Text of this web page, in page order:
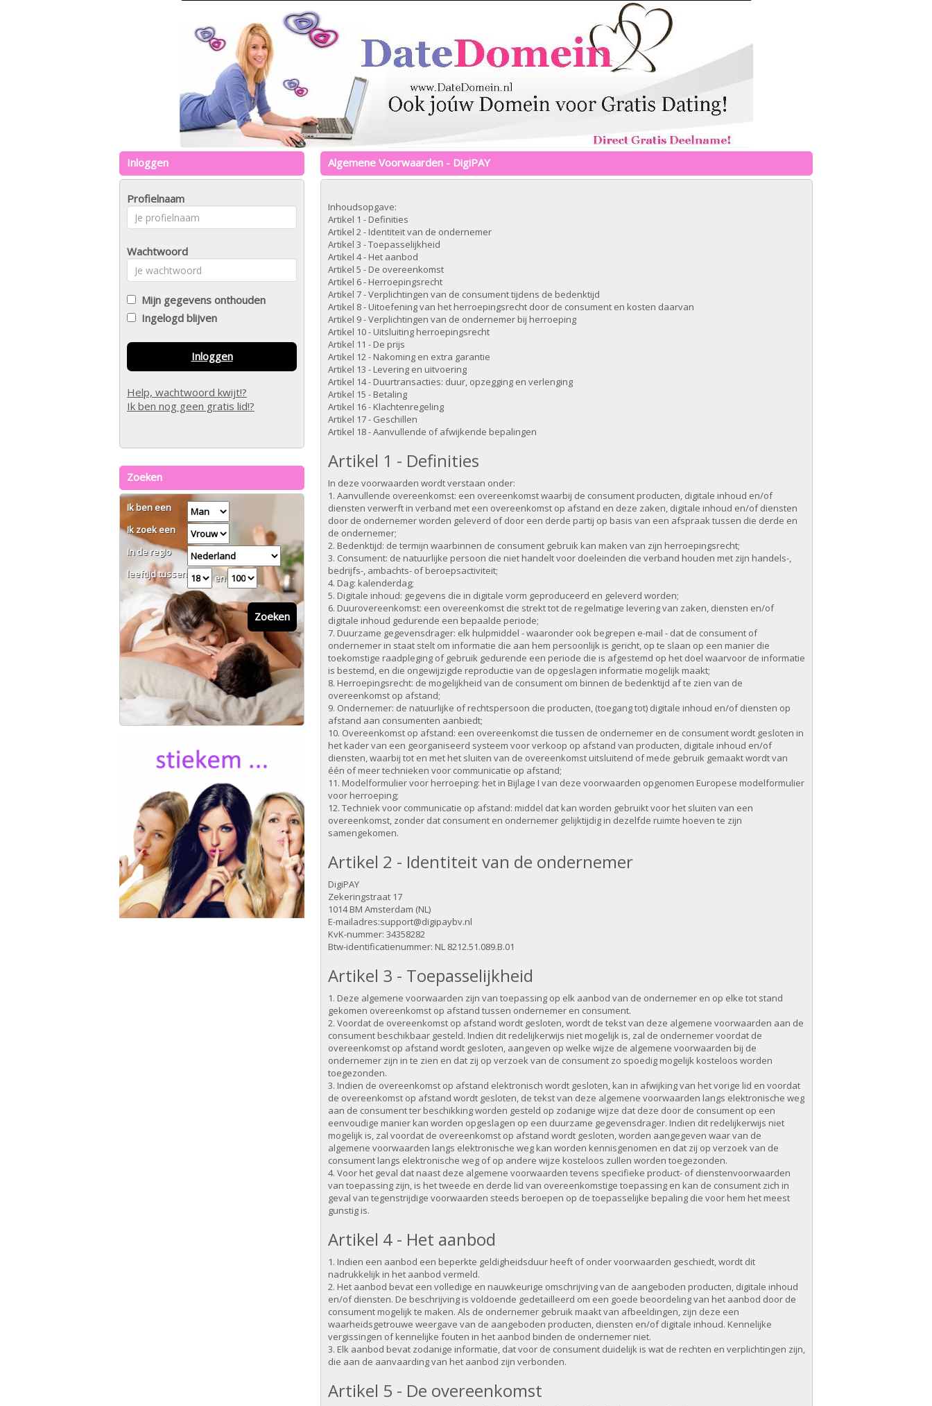
Algemene Voorwaarden - DigiPAY
Inhoudsopgave:
Artikel 1 - Definities
Artikel 2 - Identiteit van de ondernemer
Artikel 3 - Toepasselijkheid
Artikel 4 - Het aanbod
Artikel 5 - De overeenkomst
Artikel 6 - Herroepingsrecht
Artikel 7 - Verplichtingen van de consument tijdens de bedenktijd
Artikel 8 - Uitoefening van het herroepingsrecht door de consument en kosten daarvan
Artikel 9 - Verplichtingen van de ondernemer bij herroeping
Artikel 10 - Uitsluiting herroepingsrecht
Artikel 11 - De prijs
Artikel 12 - Nakoming en extra garantie
Artikel 13 - Levering en uitvoering
Artikel 14 - Duurtransacties: duur, opzegging en verlenging
Artikel 15 - Betaling
Artikel 16 - Klachtenregeling
Artikel 17 - Geschillen
Artikel 18 - Aanvullende of afwijkende bepalingen
Artikel 1 - Definities
In deze voorwaarden wordt verstaan onder:
1. Aanvullende overeenkomst: een overeenkomst waarbij de consument producten, digitale inhoud en/of
diensten verwerft in verband met een overeenkomst op afstand en deze zaken, digitale inhoud en/of diensten
door de ondernemer worden geleverd of door een derde partij op basis van een afspraak tussen die derde en
de ondernemer;
2. Bedenktijd: de termijn waarbinnen de consument gebruik kan maken van zijn herroepingsrecht;
3. Consument: de natuurlijke persoon die niet handelt voor doeleinden die verband houden met zijn handels-,
bedrijfs-, ambachts- of beroepsactiviteit;
4. Dag: kalenderdag;
5. Digitale inhoud: gegevens die in digitale vorm geproduceerd en geleverd worden;
6. Duurovereenkomst: een overeenkomst die strekt tot de regelmatige levering van zaken, diensten en/of
digitale inhoud gedurende een bepaalde periode;
7. Duurzame gegevensdrager: elk hulpmiddel - waaronder ook begrepen e-mail - dat de consument of
ondernemer in staat stelt om informatie die aan hem persoonlijk is gericht, op te slaan op een manier die
toekomstige raadpleging of gebruik gedurende een periode die is afgestemd op het doel waarvoor de informatie
is bestemd, en die ongewijzigde reproductie van de opgeslagen informatie mogelijk maakt;
8. Herroepingsrecht: de mogelijkheid van de consument om binnen de bedenktijd af te zien van de
overeenkomst op afstand;
9. Ondernemer: de natuurlijke of rechtspersoon die producten, (toegang tot) digitale inhoud en/of diensten op
afstand aan consumenten aanbiedt;
10. Overeenkomst op afstand: een overeenkomst die tussen de ondernemer en de consument wordt gesloten in
het kader van een georganiseerd systeem voor verkoop op afstand van producten, digitale inhoud en/of
diensten, waarbij tot en met het sluiten van de overeenkomst uitsluitend of mede gebruik gemaakt wordt van
één of meer technieken voor communicatie op afstand;
11. Modelformulier voor herroeping: het in Bijlage I van deze voorwaarden opgenomen Europese modelformulier
voor herroeping;
12. Techniek voor communicatie op afstand: middel dat kan worden gebruikt voor het sluiten van een
overeenkomst, zonder dat consument en ondernemer gelijktijdig in dezelfde ruimte hoeven te zijn
samengekomen.
Artikel 2 - Identiteit van de ondernemer
DigiPAY
Zekeringstraat 17
1014 BM Amsterdam (NL)
E-mailadres:support@digipaybv.nl
KvK-nummer: 34358282
Btw-identificatienummer: NL 8212.51.089.B.01
Artikel 3 - Toepasselijkheid
1. Deze algemene voorwaarden zijn van toepassing op elk aanbod van de ondernemer en op elke tot stand
gekomen overeenkomst op afstand tussen ondernemer en consument.
2. Voordat de overeenkomst op afstand wordt gesloten, wordt de tekst van deze algemene voorwaarden aan de
consument beschikbaar gesteld. Indien dit redelijkerwijs niet mogelijk is, zal de ondernemer voordat de
overeenkomst op afstand wordt gesloten, aangeven op welke wijze de algemene voorwaarden bij de
ondernemer zijn in te zien en dat zij op verzoek van de consument zo spoedig mogelijk kosteloos worden
toegezonden.
3. Indien de overeenkomst op afstand elektronisch wordt gesloten, kan in afwijking van het vorige lid en voordat
de overeenkomst op afstand wordt gesloten, de tekst van deze algemene voorwaarden langs elektronische weg
aan de consument ter beschikking worden gesteld op zodanige wijze dat deze door de consument op een
eenvoudige manier kan worden opgeslagen op een duurzame gegevensdrager. Indien dit redelijkerwijs niet
mogelijk is, zal voordat de overeenkomst op afstand wordt gesloten, worden aangegeven waar van de
algemene voorwaarden langs elektronische weg kan worden kennisgenomen en dat zij op verzoek van de
consument langs elektronische weg of op andere wijze kosteloos zullen worden toegezonden.
4. Voor het geval dat naast deze algemene voorwaarden tevens specifieke product- of dienstenvoorwaarden
van toepassing zijn, is het tweede en derde lid van overeenkomstige toepassing en kan de consument zich in
geval van tegenstrijdige voorwaarden steeds beroepen op de toepasselijke bepaling die voor hem het meest
gunstig is.
Artikel 4 - Het aanbod
1. Indien een aanbod een beperkte geldigheidsduur heeft of onder voorwaarden geschiedt, wordt dit
nadrukkelijk in het aanbod vermeld.
2. Het aanbod bevat een volledige en nauwkeurige omschrijving van de aangeboden producten, digitale inhoud
en/of diensten. De beschrijving is voldoende gedetailleerd om een goede beoordeling van het aanbod door de
consument mogelijk te maken. Als de ondernemer gebruik maakt van afbeeldingen, zijn deze een
waarheidsgetrouwe weergave van de aangeboden producten, diensten en/of digitale inhoud. Kennelijke
vergissingen of kennelijke fouten in het aanbod binden de ondernemer niet.
3. Elk aanbod bevat zodanige informatie, dat voor de consument duidelijk is wat de rechten en verplichtingen zijn,
die aan de aanvaarding van het aanbod zijn verbonden.
Artikel 5 - De overeenkomst
Inloggen
Profielnaam
Wachtwoord
Mijn gegevens onthouden
Ingelogd blijven
Inloggen
Help, wachtwoord kwijt!?
Ik ben nog geen gratis lid!?
Zoeken
Ik ben een
Ik zoek een
In de regio
leeftijd tussen
en
Zoeken